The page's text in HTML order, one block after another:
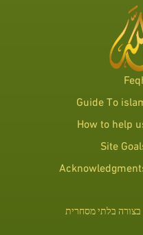
Guide To
How to help
Site
בלתי מסחרית